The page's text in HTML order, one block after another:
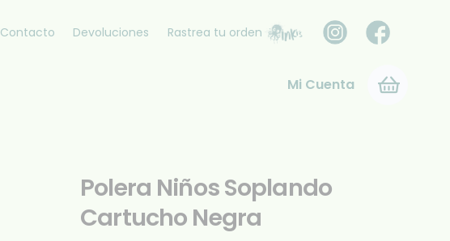
Contacto Devoluciones Rastrea tu orden
Mi Cuenta
Polera Niños Soplando
Cartucho Negra